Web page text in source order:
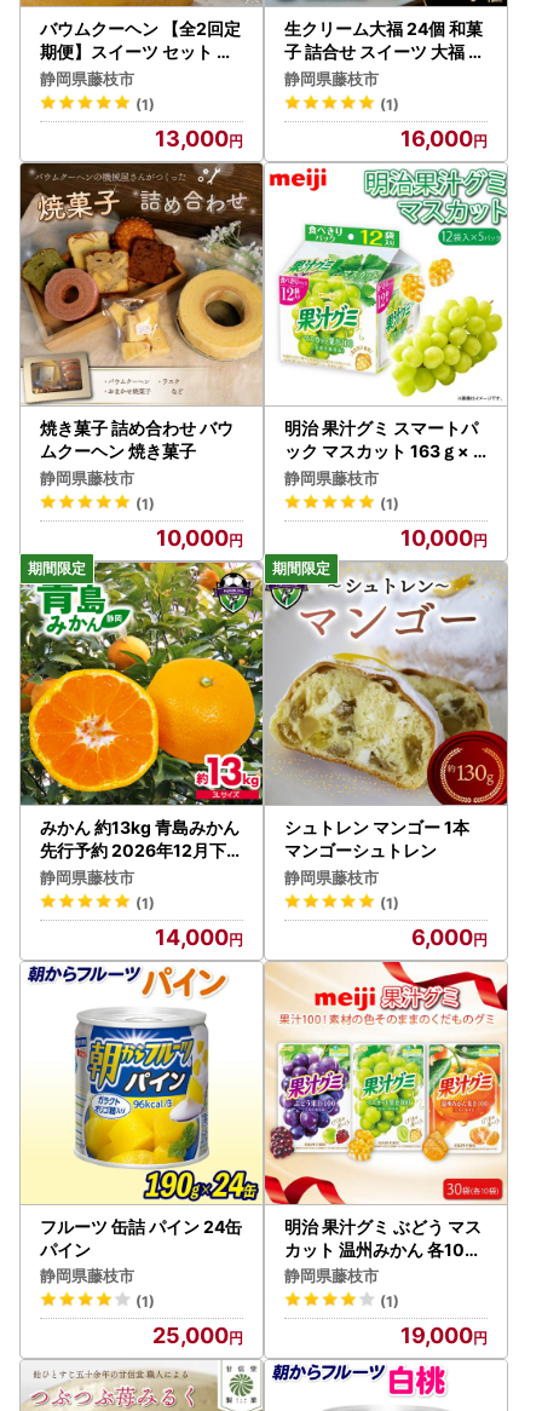
バウムクーヘン 【全2回定
期便】スイーツ セット バ
ウムクーヘン
静岡県藤枝市
(1)
13,000
生クリーム大福 24個 和菓
子 詰合せ スイーツ 大福 煎
茶ティーバッグ付き
静岡県藤枝市
(1)
16,000
焼き菓子 詰め合わせ バウ
ムクーヘン 焼き菓子
静岡県藤枝市
(1)
10,000
明治 果汁グミ スマートパ
ック マスカット 163ｇ× 5
個 | グミ
静岡県藤枝市
(1)
10,000
みかん 約13kg 青島みかん
先行予約 2026年12月下旬
より順次発送
静岡県藤枝市
(1)
14,000
シュトレン マンゴー 1本
マンゴーシュトレン
静岡県藤枝市
(1)
6,000
フルーツ 缶詰 パイン 24缶
パイン
静岡県藤枝市
(1)
25,000
明治 果汁グミ ぶどう マス
カット 温州みかん 各10個
30袋 セット グミ
静岡県藤枝市
(1)
19,000